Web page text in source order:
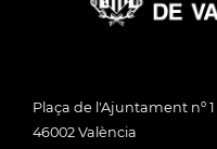
Plaça de l'Ajuntament nº 1
46002 València